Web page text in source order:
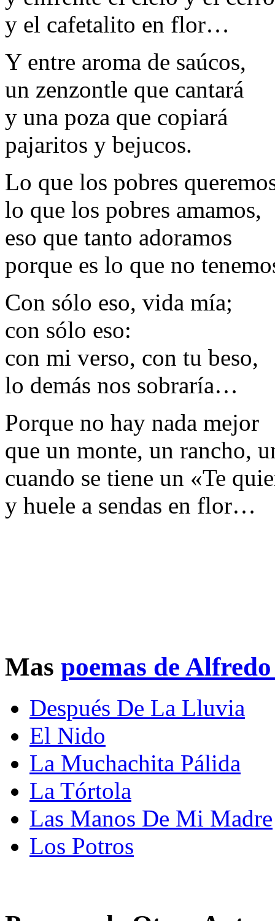
y el cafetalito en flor…
Y entre aroma de saúcos,
un zenzontle que cantará
y una poza que copiará
pajaritos y bejucos.
Lo que los pobres
lo que los pobres amamos,
eso que tanto adoramos
porque es lo que no
Con sólo eso, vida mía;
con sólo eso:
con mi verso, con tu beso,
lo demás nos sobraría…
Porque no hay nada mejor
que un monte, un rancho,
cuando se tiene un «Te
y huele a sendas en flor…
Mas poemas de
Después De La Lluvia
El Nido
La Muchachita Pálida
La Tórtola
Las Manos De Mi Madre
Los Potros